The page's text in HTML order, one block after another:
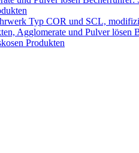
Typ COR und SCL,
Agglomerate und Pulver lösen
Produkten